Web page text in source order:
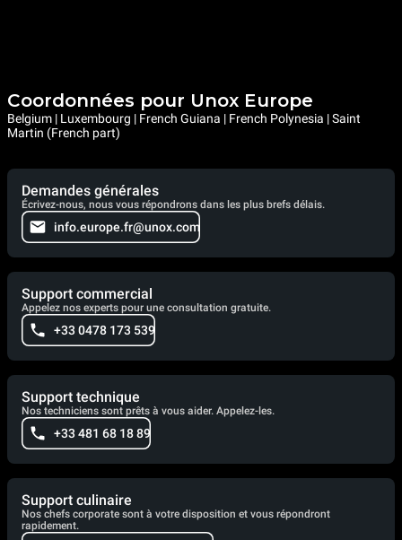
Coordonnées pour Unox Europe
Belgium | Luxembourg | French Guiana | French Polynesia | Saint
Martin (French part)
Demandes générales
Écrivez-nous, nous vous répondrons dans les plus brefs délais.
info.europe.fr@unox.com
Support commercial
Appelez nos experts pour une consultation gratuite.
+33 0478 173 539
Support technique
Nos techniciens sont prêts à vous aider. Appelez-les.
+33 481 68 18 89
Support culinaire
Nos chefs corporate sont à votre disposition et vous répondront
rapidement.